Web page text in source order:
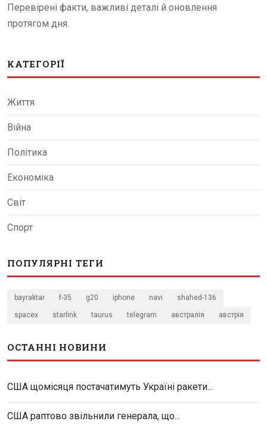
Перевірені факти, важливі деталі й оновлення
протягом дня.
КАТЕГОРІЇ
Життя
Війна
Політика
Економіка
Світ
Спорт
ПОПУЛЯРНІ ТЕГИ
bayraktar f-35 g20 iphone navi shahed-136
spacex starlink taurus telegram австралія австрія
ОСТАННІ НОВИНИ
США щомісяця постачатимуть Україні ракети...
США раптово звільнили генерала, що...